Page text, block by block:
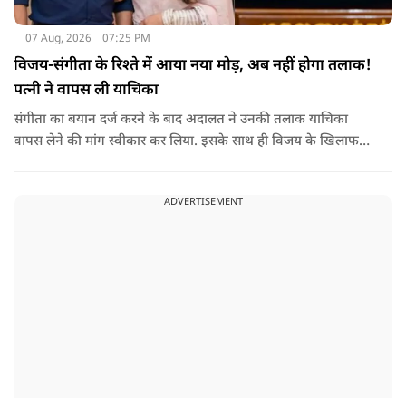
07 Aug, 2026 07:25 PM
विजय-संगीता के रिश्ते में आया नया मोड़, अब नहीं होगा तलाक!
पत्नी ने वापस ली याचिका
संगीता का बयान दर्ज करने के बाद अदालत ने उनकी तलाक याचिका
वापस लेने की मांग स्वीकार कर लिया. इसके साथ ही विजय के खिलाफ
ADVERTISEMENT